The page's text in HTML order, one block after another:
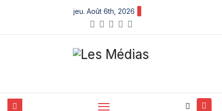
content
jeu. Août 6th, 2026